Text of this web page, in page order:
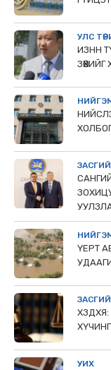
УЛС
ИЗНН
ҮЕРТ
УИХ